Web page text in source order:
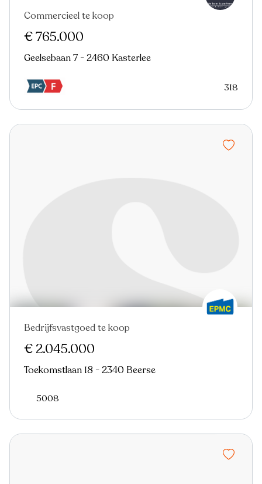
Commercieel te koop
€ 765.000
Geelsebaan 7 - 2460 Kasterlee
318
Bedrijfsvastgoed te koop
€ 2.045.000
Toekomstlaan 18 - 2340 Beerse
5008